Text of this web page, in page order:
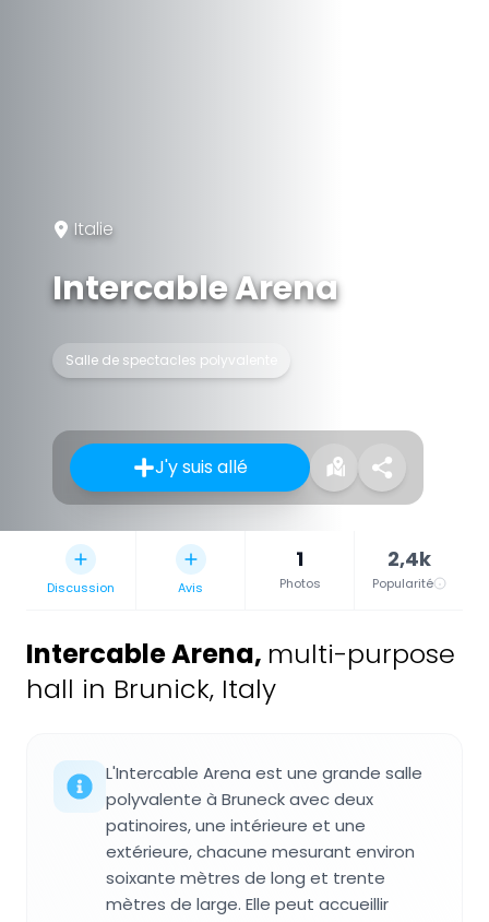
Italie
Intercable Arena
Salle de spectacles polyvalente
J'y suis allé
Discussion Avis
1
Photos
2,4k
Popularité
Intercable Arena, multi-purpose
hall in Brunick, Italy
L'Intercable Arena est une grande salle
polyvalente à Bruneck avec deux
patinoires, une intérieure et une
extérieure, chacune mesurant environ
soixante mètres de long et trente
mètres de large. Elle peut accueillir